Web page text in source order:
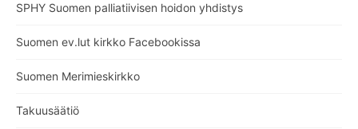
SPHY Suomen palliatiivisen hoidon yhdistys
Suomen ev.lut kirkko Facebookissa
Suomen Merimieskirkko
Takuusäätiö